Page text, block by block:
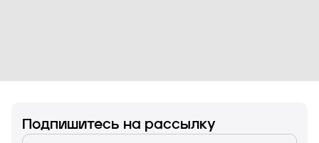
Подпишитесь на рассылку